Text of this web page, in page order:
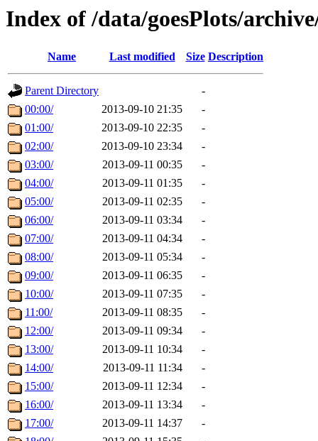
Index of /data/goesPlots/
Name Last modified Size Description
Parent Directory
-
00:00/
2013-09-10 21:35
-
01:00/
2013-09-10 22:35
-
02:00/
2013-09-10 23:34
-
03:00/
2013-09-11 00:35
-
04:00/
2013-09-11 01:35
-
05:00/
2013-09-11 02:35
-
06:00/
2013-09-11 03:34
-
07:00/
2013-09-11 04:34
-
08:00/
2013-09-11 05:34
-
09:00/
2013-09-11 06:35
-
10:00/
2013-09-11 07:35
-
11:00/
2013-09-11 08:35
-
12:00/
2013-09-11 09:34
-
13:00/
2013-09-11 10:34
-
14:00/
2013-09-11 11:34
-
15:00/
2013-09-11 12:34
-
16:00/
2013-09-11 13:34
-
17:00/
2013-09-11 14:37
-